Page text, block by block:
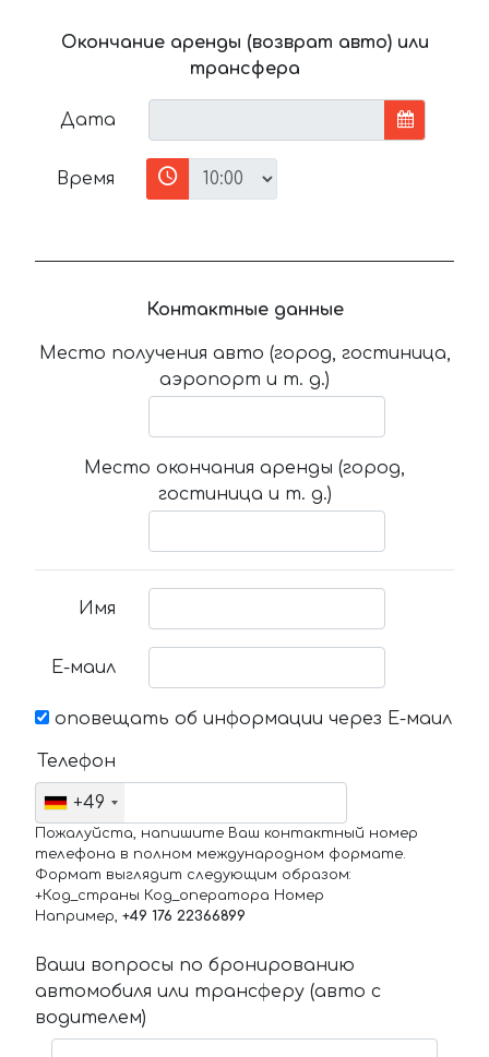
Окончание аренды (возврат авто) или
трансфера
Дата
Время
Контактные данные
Место получения авто (город, гостиница,
аэропорт и т. д.)
Место окончания аренды (город,
гостиница и т. д.)
Имя
Е-маил
оповещать об информации через Е-маил
Телефон
+49
Пожалуйста, напишите Ваш контактный номер
телефона в полном международном формате.
Формат выглядит следующим образом:
+Код_страны Код_оператора Номер
Например, +49 176 22366899
Ваши вопросы по бронированию
автомобиля или трансферу (авто с
водителем)